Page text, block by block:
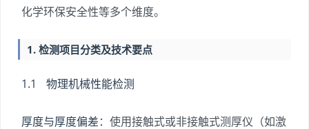
化学环保安全性等多个维度。
1. 检测项目分类及技术要点
1.1 物理机械性能检测
厚度与厚度偏差：使用接触式或非接触式测厚仪（如激